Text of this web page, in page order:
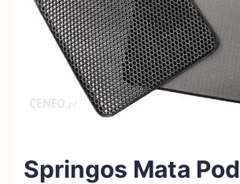
Springos Mata Pod